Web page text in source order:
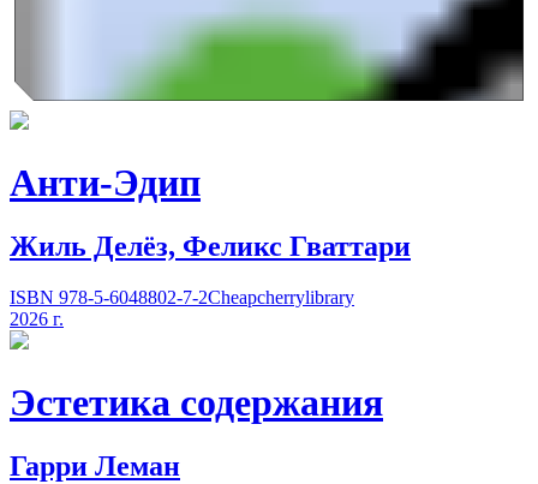
Анти-Эдип
Жиль Делёз, Феликс Гваттари
ISBN 978-5-6048802-7-2Cheapcherrylibrary
2026 г.
Эстетика содержания
Гарри Леман